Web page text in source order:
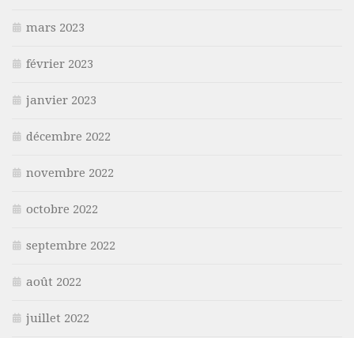
mars 2023
février 2023
janvier 2023
décembre 2022
novembre 2022
octobre 2022
septembre 2022
août 2022
juillet 2022